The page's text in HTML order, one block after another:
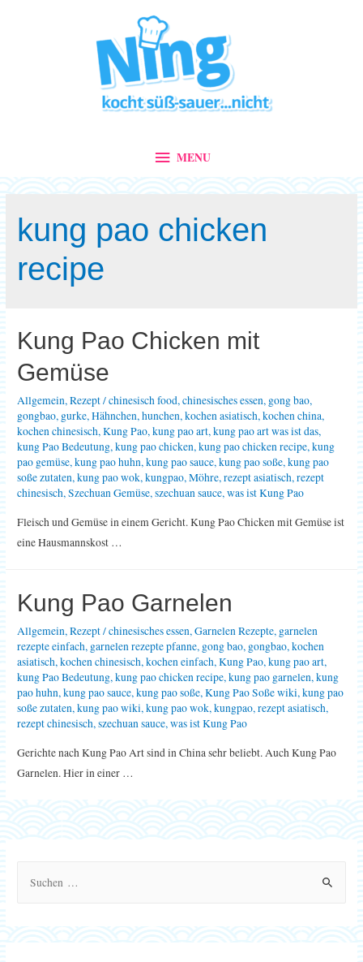
MENU
MENU
kung pao chicken
recipe
Kung Pao Chicken mit
Gemüse
Allgemein,Rezept/chinesisch food,chinesisches essen, gong bao,
gongbao, gurke,Hähnchen,hunchen,kochen asiatisch,kochen china,
kochen chinesisch,Kung Pao,kung pao art,kung pao art was ist das,
kung Pao Bedeutung,kung pao chicken,kung pao chicken recipe,kung
pao gemüse,kung pao huhn,kung pao sauce,kung pao soße,kung pao
soße zutaten,kung pao wok,kungpao,Möhre,rezept asiatisch,rezept
chinesisch,Szechuan Gemüse,szechuan sauce,was ist Kung Pao
Fleisch und Gemüse in einem Gericht. Kung Pao Chicken mit Gemüse ist
eine Hausmannskost …
Kung Pao Garnelen
Allgemein,Rezept/chinesisches essen,Garnelen Rezepte, garnelen
rezepte einfach, garnelen rezepte pfanne, gong bao, gongbao,kochen
asiatisch,kochen chinesisch,kochen einfach,Kung Pao,kung pao art,
kung Pao Bedeutung,kung pao chicken recipe,kung pao garnelen,kung
pao huhn,kung pao sauce,kung pao soße,Kung Pao Soße wiki,kung pao
soße zutaten,kung pao wiki,kung pao wok,kungpao,rezept asiatisch,
rezept chinesisch,szechuan sauce,was ist Kung Pao
Gerichte nach Kung Pao Art sind in China sehr beliebt. Auch Kung Pao
Garnelen. Hier in einer …